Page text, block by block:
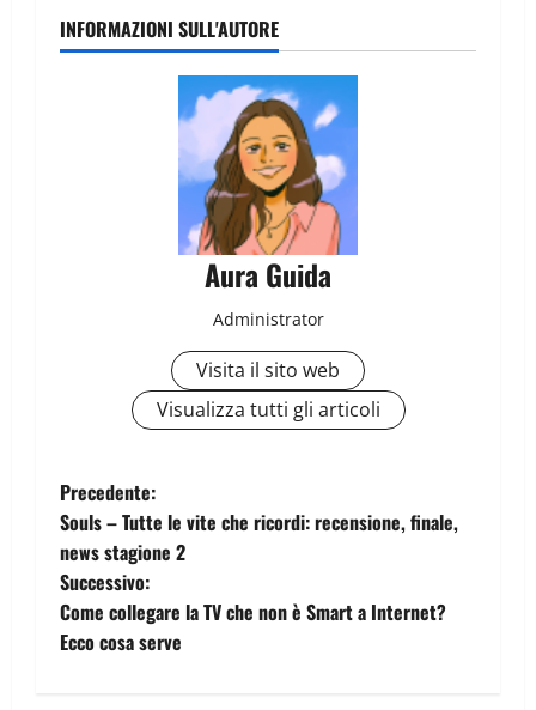
INFORMAZIONI SULL'AUTORE
Aura Guida
Administrator
Visita il sito web
Visualizza tutti gli articoli
Precedente:
Souls – Tutte le vite che ricordi: recensione, finale,
news stagione 2
Successivo:
Come collegare la TV che non è Smart a Internet?
Ecco cosa serve